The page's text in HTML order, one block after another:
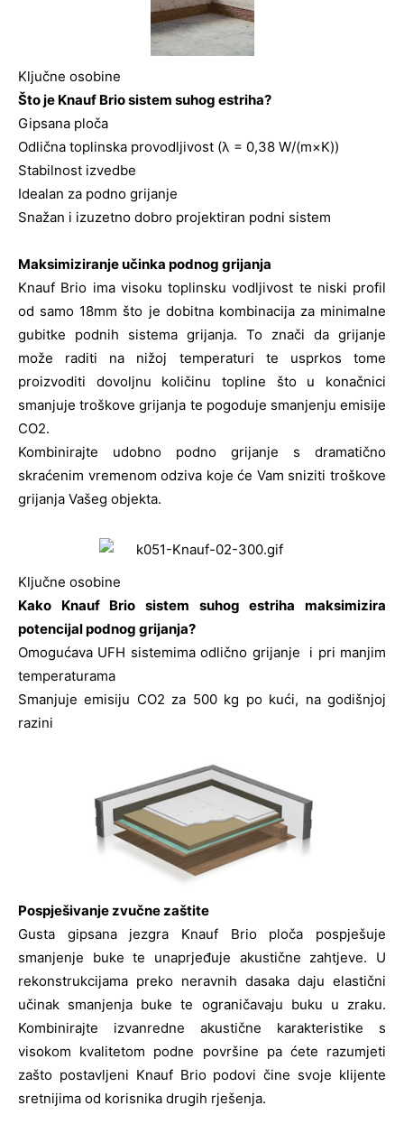
Ključne osobine
Što je Knauf Brio sistem suhog estriha?
Gipsana ploča
Odlična toplinska provodljivost (λ = 0,38 W/(m×K))
Stabilnost izvedbe
Idealan za podno grijanje
Snažan i izuzetno dobro projektiran podni sistem
Maksimiziranje učinka podnog grijanja
Knauf Brio ima visoku toplinsku vodljivost te niski profil
od samo 18mm što je dobitna kombinacija za minimalne
gubitke podnih sistema grijanja. To znači da grijanje
može raditi na nižoj temperaturi te usprkos tome
proizvoditi dovoljnu količinu topline što u konačnici
smanjuje troškove grijanja te pogoduje smanjenju emisije
CO2.
Kombinirajte udobno podno grijanje s dramatično
skraćenim vremenom odziva koje će Vam sniziti troškove
grijanja Vašeg objekta.
Ključne osobine
Kako Knauf Brio sistem suhog estriha maksimizira
potencijal podnog grijanja?
Omogućava UFH sistemima odlično grijanje i pri manjim
temperaturama
Smanjuje emisiju CO2 za 500 kg po kući, na godišnjoj
razini
Pospješivanje zvučne zaštite
Gusta gipsana jezgra Knauf Brio ploča pospješuje
smanjenje buke te unaprjeđuje akustične zahtjeve. U
rekonstrukcijama preko neravnih dasaka daju elastični
učinak smanjenja buke te ograničavaju buku u zraku.
Kombinirajte izvanredne akustične karakteristike s
visokom kvalitetom podne površine pa ćete razumjeti
zašto postavljeni Knauf Brio podovi čine svoje klijente
sretnijima od korisnika drugih rješenja.